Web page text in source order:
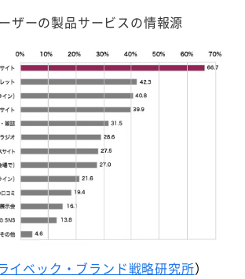
ザーの製品サービスの情報源
イベック・ブランド戦略研究所）